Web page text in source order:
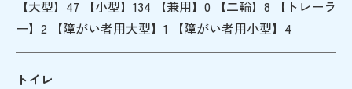
【大型】47 【小型】134 【兼用】0 【二輪】8 【トレーラ
ー】2 【障がい者用大型】1 【障がい者用小型】4
トイレ